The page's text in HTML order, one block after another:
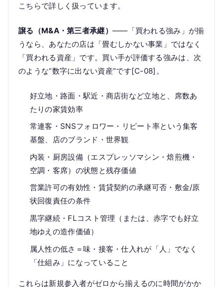
こちらで詳しく扱っています。
譲る（M&A・第三者承継） ——「買われる強み」が揃
うなら、あなたの店は「畳むしかない事業」ではなく
「買われる資産」です。買い手が評価する強みは、次
のような“数字に出ない資産”です[C-08]。
好立地・路面・駅近・商店街など立地と、席数あ
たりの家賃効率
常連客・SNSフォロワー・リピート率という集客
基盤、店のブランド・世界観
内装・厨房設備（エスプレッソマシン・焙煎機・
空調・客席）の状態と残存価値
営業許可の有効性・賃貸契約の承継可否・敷金/原
状回復責任の条件
黒字継続・FLコスト管理（または、赤字でも好立
地ゆえの造作価値）
属人性の低さ＝味・接客・仕入れが「人」でなく
「仕組み」になっていること
これらは新規参入者がゼロから揃えるのに時間がかか